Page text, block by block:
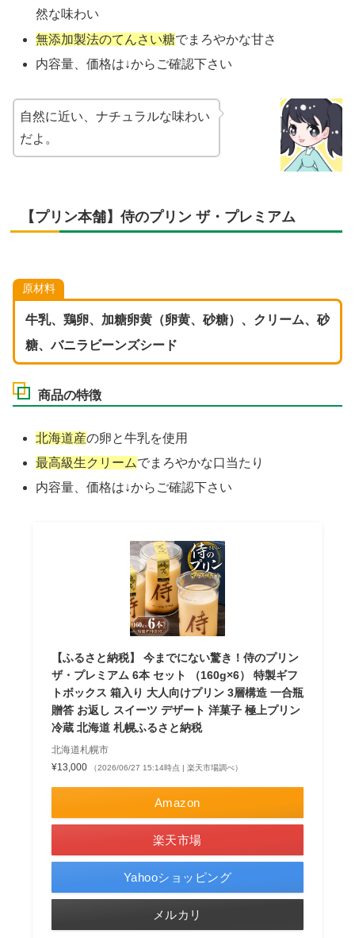
然な味わい
無添加製法のてんさい糖でまろやかな甘さ
内容量、価格は↓からご確認下さい
自然に近い、ナチュラルな味わい
だよ。
【プリン本舗】侍のプリン ザ・プレミアム
原材料
牛乳、鶏卵、加糖卵黄（卵黄、砂糖）、クリーム、砂
糖、バニラビーンズシード
商品の特徴
北海道産の卵と牛乳を使用
最高級生クリームでまろやかな口当たり
内容量、価格は↓からご確認下さい
【ふるさと納税】 今までにない驚き！侍のプリン
ザ・プレミアム 6本 セット （160g×6） 特製ギフ
トボックス 箱入り 大人向けプリン 3層構造 一合瓶
贈答 お返し スイーツ デザート 洋菓子 極上プリン
冷蔵 北海道 札幌ふるさと納税
北海道札幌市
¥13,000
（2026/06/27 15:14時点 | 楽天市場調べ）
Amazon
楽天市場
Yahooショッピング
メルカリ